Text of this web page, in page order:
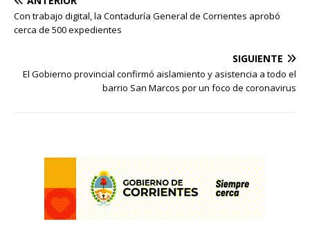
Con trabajo digital, la Contaduría General de Corrientes aprobó
cerca de 500 expedientes
SIGUIENTE
El Gobierno provincial confirmó aislamiento y asistencia a todo el
barrio San Marcos por un foco de coronavirus